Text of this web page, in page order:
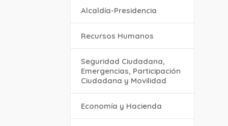
Alcaldía-Presidencia
Recursos Humanos
Seguridad Ciudadana,
Emergencias, Participación
Ciudadana y Movilidad
Economía y Hacienda